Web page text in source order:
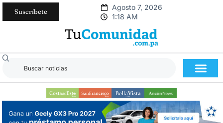
Suscríbete
Agosto 7, 2026
1:18 AM